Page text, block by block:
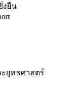
งยืน
ยุทธศาสตร์